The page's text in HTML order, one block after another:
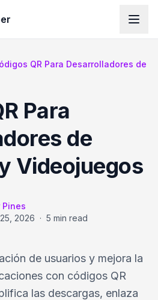
QR Para Desarrolladores de
Para
de
Videojuegos
Pines
2026 · 5 min read
de usuarios y mejora la
con códigos QR
las descargas, enlaza